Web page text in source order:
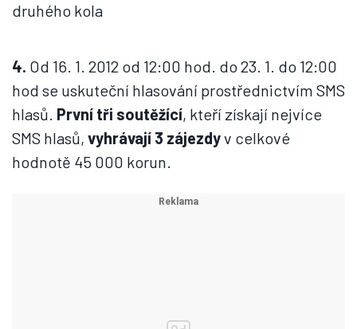
druhého kola
4. Od 16. 1. 2012 od 12:00 hod. do 23. 1. do 12:00
hod se uskuteční hlasování prostřednictvím SMS
hlasů. První tři soutěžící, kteří získají nejvíce
SMS hlasů, vyhrávají 3 zájezdyv celkové
hodnotě 45 000 korun.